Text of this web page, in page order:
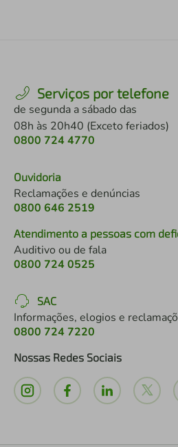
Serviços por telefone
de segunda a sábado das
08h às 20h40 (Exceto feriados)
0800 724 4770
Ouvidoria
Reclamações e denúncias
0800 646 2519
Atendimento a pessoas com
Auditivo ou de fala
0800 724 0525
SAC
Informações, elogios e
0800 724 7220
Nossas Redes Sociais